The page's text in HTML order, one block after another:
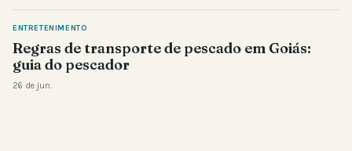
ENTRETENIMENTO
Regras de transporte de pescado em Goiás:
guia do pescador
26 de jun.